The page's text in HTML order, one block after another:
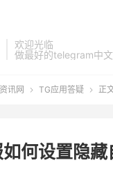
欢迎光临
做最好的telegram中
讯网  TG应用答疑  正
何设置隐藏